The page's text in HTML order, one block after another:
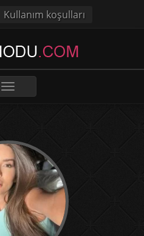
Kullanım koşulları
Toggle